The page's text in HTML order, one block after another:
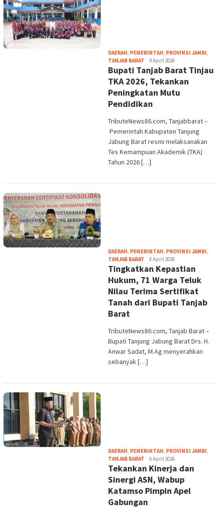
DAERAH, PEMERINTAH, PROVINSI JAMBI,
TANJAB BARAT tribute
9 April 2026
Bupati Tanjab Barat Tinjau
TKA 2026, Tekankan
Peningkatan Mutu
Pendidikan
TributeNews86.com, Tanjabbarat –
Pemerintah Kabupaten Tanjung
Jabung Barat resmi melaksanakan
Tes Kemampuan Akademik (TKA)
Tahun 2026 […]
DAERAH, PEMERINTAH, PROVINSI JAMBI,
TANJAB BARAT tribute
8 April 2026
​Tingkatkan Kepastian
Hukum, 71 Warga Teluk
Nilau Terima Sertifikat
Tanah dari Bupati Tanjab
Barat
TributeNews86.com, Tanjab Barat –
Bupati Tanjung Jabung Barat Drs. H.
Anwar Sadat, M.Ag menyerahkan
sebanyak […]
DAERAH, PEMERINTAH, PROVINSI JAMBI,
TANJAB BARAT tribute
6 April 2026
Tekankan Kinerja dan
Sinergi ASN, Wabup
Katamso Pimpin Apel
Gabungan